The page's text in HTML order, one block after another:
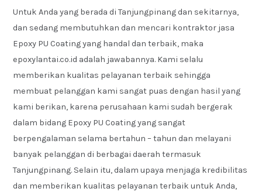
Untuk Anda yang berada di Tanjungpinang dan sekitarnya,
dan sedang membutuhkan dan mencari kontraktor jasa
Epoxy PU Coating yang handal dan terbaik, maka
epoxylantai.co.id adalah jawabannya. Kami selalu
memberikan kualitas pelayanan terbaik sehingga
membuat pelanggan kami sangat puas dengan hasil yang
kami berikan, karena perusahaan kami sudah bergerak
dalam bidang Epoxy PU Coating yang sangat
berpengalaman selama bertahun – tahun dan melayani
banyak pelanggan di berbagai daerah termasuk
Tanjungpinang. Selain itu, dalam upaya menjaga kredibilitas
dan memberikan kualitas pelayanan terbaik untuk Anda,